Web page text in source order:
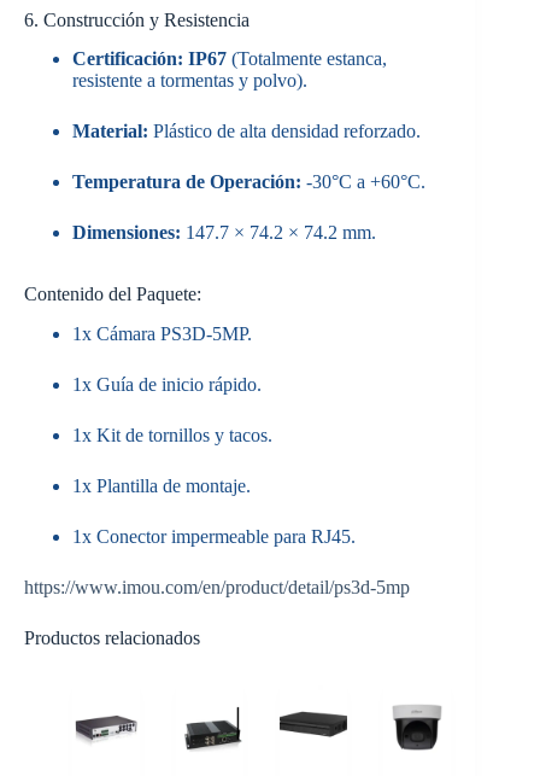
6. Construcción y Resistencia
Certificación: IP67 (Totalmente estanca,
resistente a tormentas y polvo).
Material: Plástico de alta densidad reforzado.
Temperatura de Operación: -30°C a +60°C.
Dimensiones: 147.7 × 74.2 × 74.2 mm.
Contenido del Paquete:
1x Cámara PS3D-5MP.
1x Guía de inicio rápido.
1x Kit de tornillos y tacos.
1x Plantilla de montaje.
1x Conector impermeable para RJ45.
https://www.imou.com/en/product/detail/ps3d-5mp
Productos relacionados